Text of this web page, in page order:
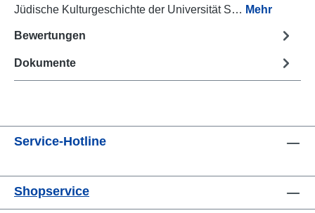
Jüdische Kulturgeschichte der Universität S… Mehr
Bewertungen
Dokumente
Service-Hotline
Shopservice